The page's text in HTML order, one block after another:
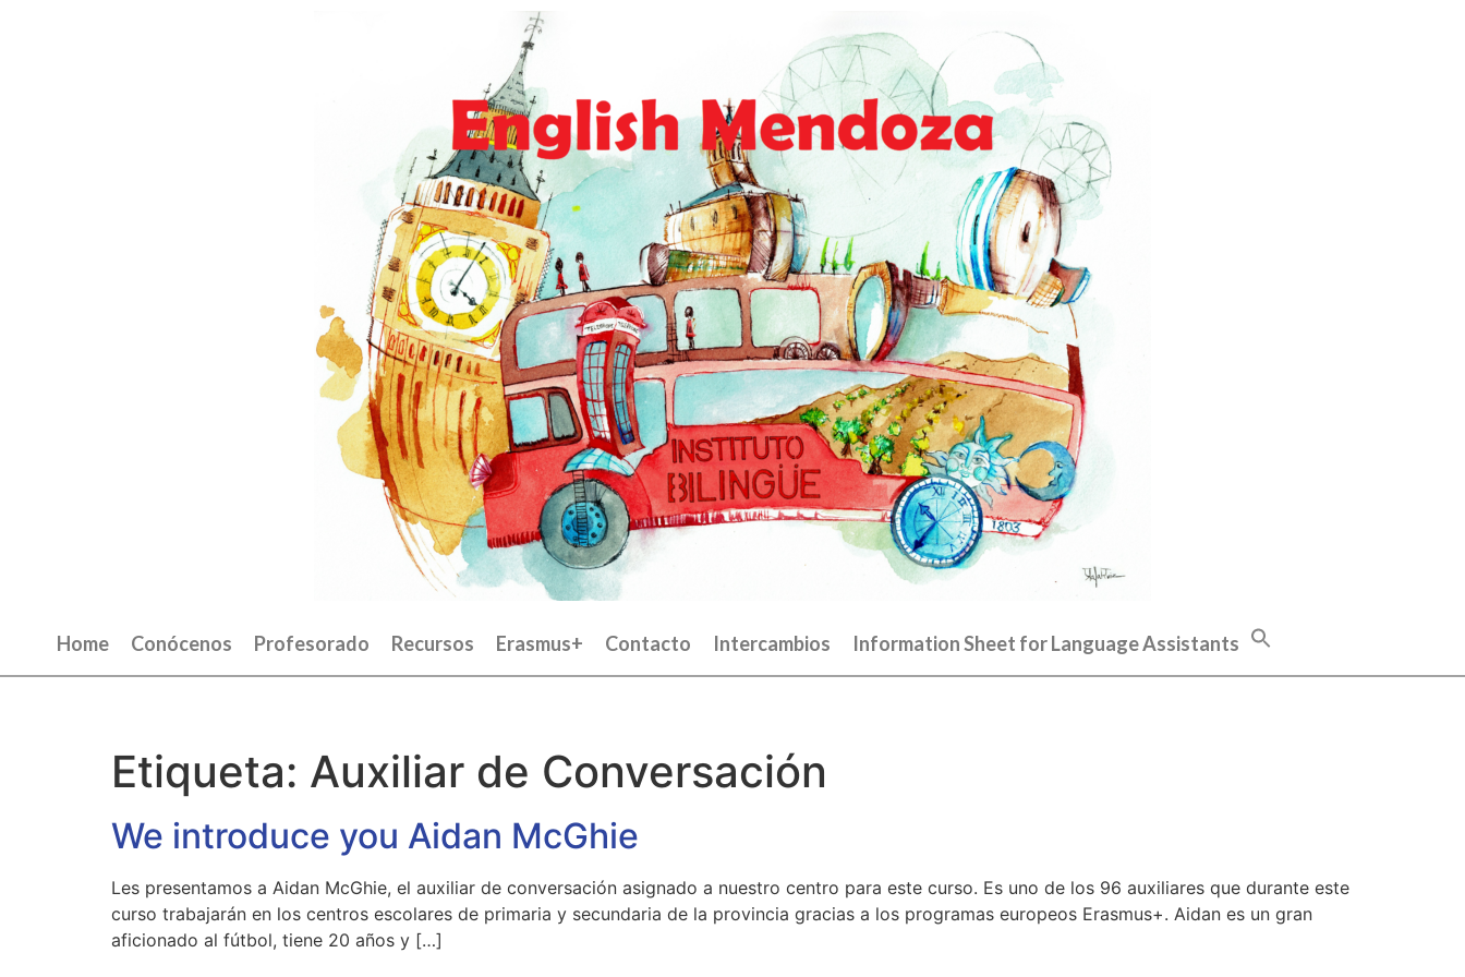
Home Conócenos Profesorado Recursos Erasmus+ Contacto Intercambios Information Sheet for Language Assistants
Etiqueta: Auxiliar de Conversación
We introduce you Aidan McGhie
Les presentamos a Aidan McGhie, el auxiliar de conversación asignado a nuestro centro para este curso. Es uno de los 96 auxiliares que durante este
curso trabajarán en los centros escolares de primaria y secundaria de la provincia gracias a los programas europeos Erasmus+. Aidan es un gran
aficionado al fútbol, tiene 20 años y […]